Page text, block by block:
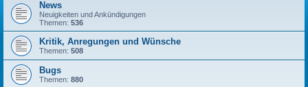
News
Neuigkeiten und Ankündigungen
Themen: 536
Kritik, Anregungen und Wünsche
Themen: 508
Bugs
Themen: 880